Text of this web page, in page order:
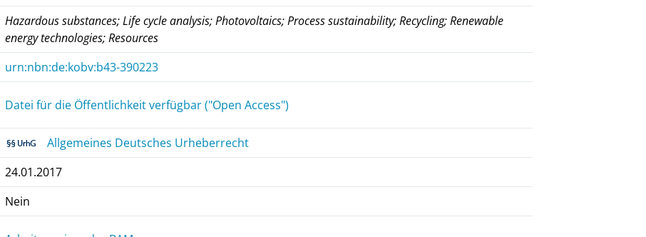
Hazardous substances; Life cycle analysis; Photovoltaics; Process sustainability; Recycling; Renewable
energy technologies; Resources
urn:nbn:de:kobv:b43-390223
Datei für die Öffentlichkeit verfügbar ("Open Access")
Allgemeines Deutsches Urheberrecht
24.01.2017
Nein